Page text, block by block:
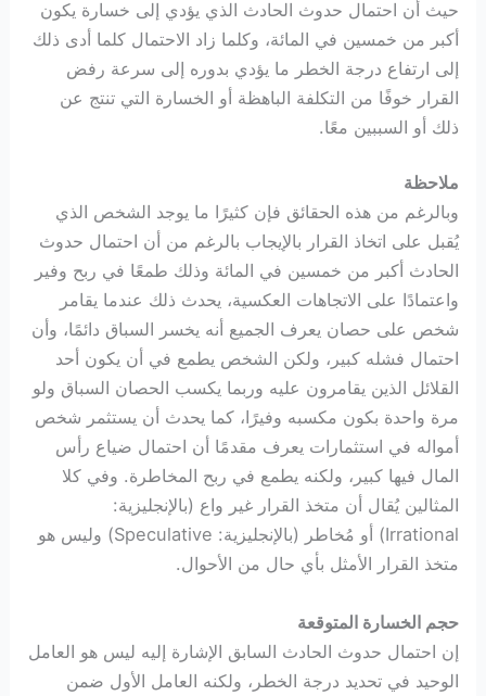
حيث أن احتمال حدوث الحادث الذي يؤدي إلى خسارة يكون
أكبر من خمسين في المائة، وكلما زاد الاحتمال كلما أدى ذلك
إلى ارتفاع درجة الخطر ما يؤدي بدوره إلى سرعة رفض
القرار خوفًا من التكلفة الباهظة أو الخسارة التي تنتج عن
ذلك أو السببين معًا.
ملاحظة
وبالرغم من هذه الحقائق فإن كثيرًا ما يوجد الشخص الذي
يُقبل على اتخاذ القرار بالإيجاب بالرغم من أن احتمال حدوث
الحادث أكبر من خمسين في المائة وذلك طمعًا في ربح وفير
واعتمادًا على الاتجاهات العكسية، يحدث ذلك عندما يقامر
شخص على حصان يعرف الجميع أنه يخسر السباق دائمًا، وأن
احتمال فشله كبير، ولكن الشخص يطمع في أن يكون أحد
القلائل الذين يقامرون عليه وربما يكسب الحصان السباق ولو
مرة واحدة بكون مكسبه وفيرًا، كما يحدث أن يستثمر شخص
أمواله في استثمارات يعرف مقدمًا أن احتمال ضياع رأس
المال فيها كبير، ولكنه يطمع في ربح المخاطرة. وفي كلا
المثالين يُقال أن متخذ القرار غير واع (بالإنجليزية:
Irrational) أو مُخاطر (بالإنجليزية: Speculative) وليس هو
متخذ القرار الأمثل بأي حال من الأحوال.
حجم الخسارة المتوقعة
إن احتمال حدوث الحادث السابق الإشارة إليه ليس هو العامل
الوحيد في تحديد درجة الخطر، ولكنه العامل الأول ضمن